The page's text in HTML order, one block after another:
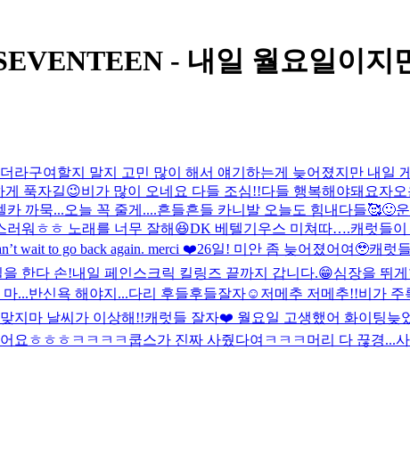
- 내일 월요일이지
라구여 할지 말지 고민 많이 해서 얘기하는게 늦어졌지만 내일
게 푹자길😉비가 많이 오네요 다들 조심!!다들 행복해야돼요자
카 까묵...오늘 꼭 줄게....흔들흔들 카니발 오늘도 힘내다들🥰🙂
러워ㅎㅎ 노래를 너무 잘해😆DK 베텔기우스 미쳐따….캐럿들
wait to go back again. merci ❤️26일! 미안 좀 늦어졌어여🥹캐럿
한다 손!내일 페인스크릭 킬링즈 끝까지 갑니다.😁심장을 뛰게
...반신욕 해야지...다리 후들후들잘자☺️ 저메추 저메추!!비가 주
지마 날씨가 이상해!!캐럿들 잘자❤️ 월요일 고생했어 화이팅늦
요ㅎㅎㅎ ㅋㅋㅋㅋ쿱스가 진짜 사줬다여ㅋㅋㅋ 머리 다 끊경...